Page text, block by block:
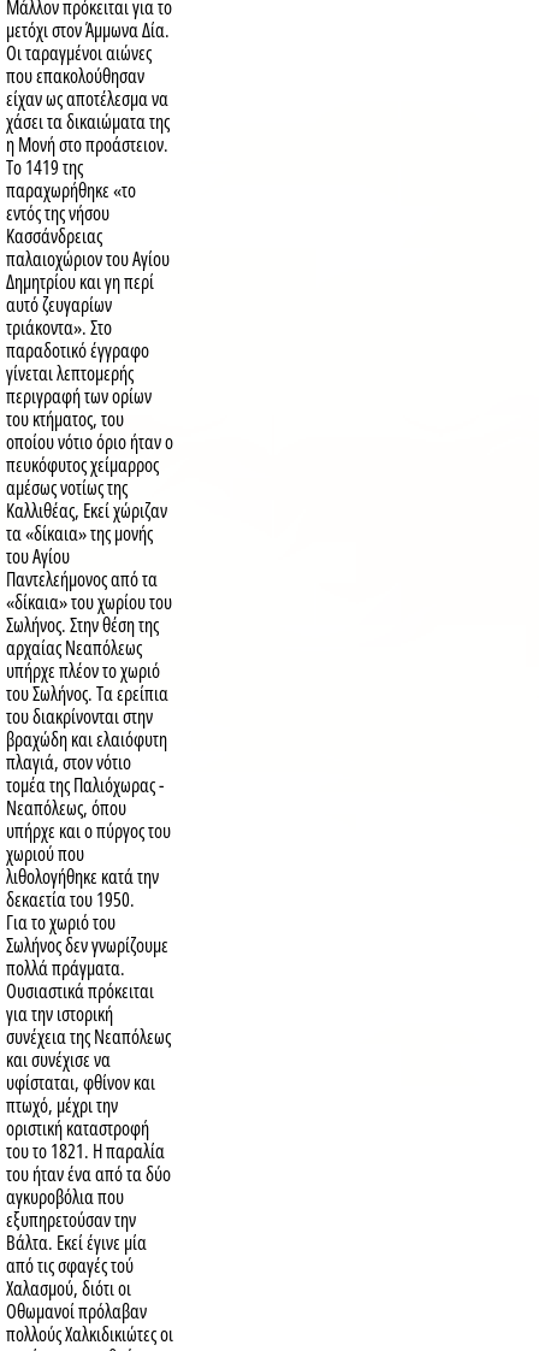
Μάλλον πρόκειται για το
μετόχι στον Άμμωνα Δία.
Οι ταραγμένοι αιώνες
που επακολούθησαν
είχαν ως αποτέλεσμα να
χάσει τα δικαιώματα της
η Μονή στο προάστειον.
Το 1419 της
παραχωρήθηκε «το
εντός της νήσου
Κασσάνδρειας
παλαιοχώριον του Αγίου
Δημητρίου και γη περί
αυτό ζευγαρίων
τριάκοντα». Στο
παραδοτικό έγγραφο
γίνεται λεπτομερής
περιγραφή των ορίων
του κτήματος, του
οποίου νότιο όριο ήταν ο
πευκόφυτος χείμαρρος
αμέσως νοτίως της
Καλλιθέας, Εκεί χώριζαν
τα «δίκαια» της μονής
του Αγίου
Παντελεήμονος από τα
«δίκαια» του χωρίου του
Σωλήνος. Στην θέση της
αρχαίας Νεαπόλεως
υπήρχε πλέον το χωριό
του Σωλήνος. Τα ερείπια
του διακρίνονται στην
βραχώδη και ελαιόφυτη
πλαγιά, στον νότιο
τομέα της Παλιόχωρας -
Νεαπόλεως, όπου
υπήρχε και ο πύργος του
χωριού που
λιθολογήθηκε κατά την
δεκαετία του 1950.
Για το χωριό του
Σωλήνος δεν γνωρίζουμε
πολλά πράγματα.
Ουσιαστικά πρόκειται
για την ιστορική
συνέχεια της Νεαπόλεως
και συνέχισε να
υφίσταται, φθίνον και
πτωχό, μέχρι την
οριστική καταστροφή
του το 1821. Η παραλία
του ήταν ένα από τα δύο
αγκυροβόλια που
εξυπηρετούσαν την
Βάλτα. Εκεί έγινε μία
από τις σφαγές τού
Χαλασμού, διότι οι
Οθωμανοί πρόλαβαν
πολλούς Χαλκιδικιώτες οι